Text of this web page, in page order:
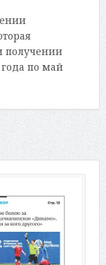
получении
года по май